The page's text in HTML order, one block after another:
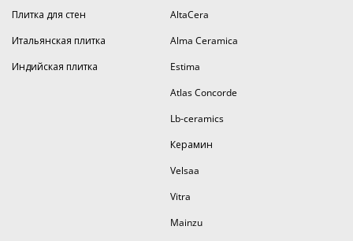
Плитка для стен
Итальянская плитка
Индийская плитка
AltaCera
Alma Ceramica
Estima
Atlas Concorde
Lb-ceramics
Керамин
Velsaa
Vitra
Mainzu